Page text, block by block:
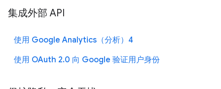
集成外部 API
使用 Google Analytics（分析）4
使用 OAuth 2.0 向 Google 验证用户身份